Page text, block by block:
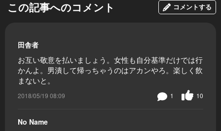
この記事へのコメント コメントする
田舎者
お互い敬意を払いましょう。女性も自分基準だけでは行
かんよ。男潰して帰っちゃうのはアカンやろ。楽しく飲
まないと。
2018/05/19 08:09 10
1
No Name